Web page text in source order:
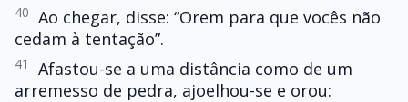
40 Ao chegar, disse: “Orem para que vocês não
cedam à tentação”.
41
Afastou-se a uma distância como de um
arremesso de pedra, ajoelhou-se e orou: